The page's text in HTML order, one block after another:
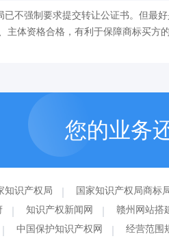
已不强制要求提交转让公证书。但最
主体资格合格，有利于保障商标买方
您的业务
知识产权局 国家知识产权局商标
知识产权新闻网 赣州网站搭
中国保护知识产权网 经营范围